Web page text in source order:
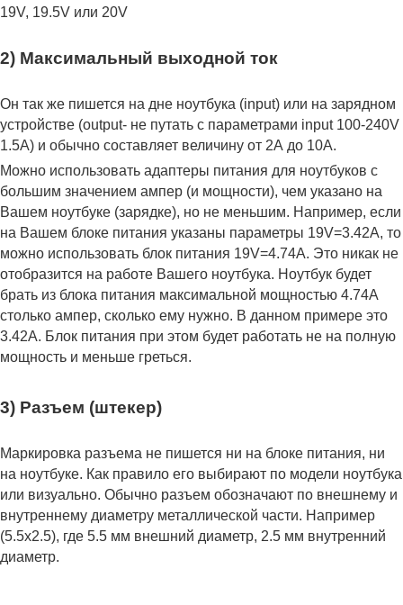
19V, 19.5V или 20V
2) Максимальный выходной ток
Он так же пишется на дне ноутбука (input) или на зарядном
устройстве (output- не путать с параметрами input 100-240V
1.5A) и обычно составляет величину от 2А до 10A.
Можно использовать адаптеры питания для ноутбуков с
большим значением ампер (и мощности), чем указано на
Вашем ноутбуке (зарядке), но не меньшим. Например, если
на Вашем блоке питания указаны параметры 19V=3.42A, то
можно использовать блок питания 19V=4.74A. Это никак не
отобразится на работе Вашего ноутбука. Ноутбук будет
брать из блока питания максимальной мощностью 4.74А
столько ампер, сколько ему нужно. В данном примере это
3.42А. Блок питания при этом будет работать не на полную
мощность и меньше греться.
3) Разъем (штекер)
Маркировка разъема не пишется ни на блоке питания, ни
на ноутбуке. Как правило его выбирают по модели ноутбука
или визуально. Обычно разъем обозначают по внешнему и
внутреннему диаметру металлической части. Например
(5.5x2.5), где 5.5 мм внешний диаметр, 2.5 мм внутренний
диаметр.